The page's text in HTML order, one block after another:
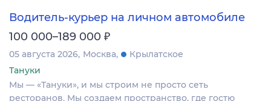
Водитель-курьер на личном автомобиле
100 000–189 000 ₽
05 августа 2026 Москва
Крылатское
Тануки
Мы — «Тануки», и мы строим не просто сеть
ресторанов. Мы создаем пространство, где гостю